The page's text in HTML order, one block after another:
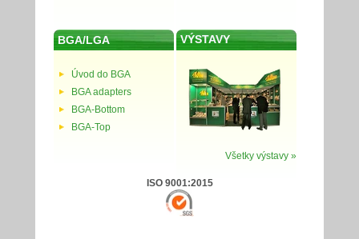
BGA/LGA
Úvod do BGA
BGA adapters
BGA-Bottom
BGA-Top
VÝSTAVY
Všetky výstavy »
ISO 9001:2015